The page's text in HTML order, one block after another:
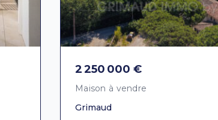
2 250 000 €
Maison à vendre
Grimaud